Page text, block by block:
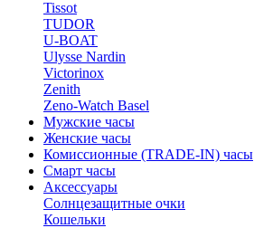
Tissot
TUDOR
U-BOAT
Ulysse Nardin
Victorinox
Zenith
Zeno-Watch Basel
Мужские часы
Женские часы
Комиссионные (TRADE-IN) часы
Смарт часы
Аксессуары
Солнцезащитные очки
Кошельки